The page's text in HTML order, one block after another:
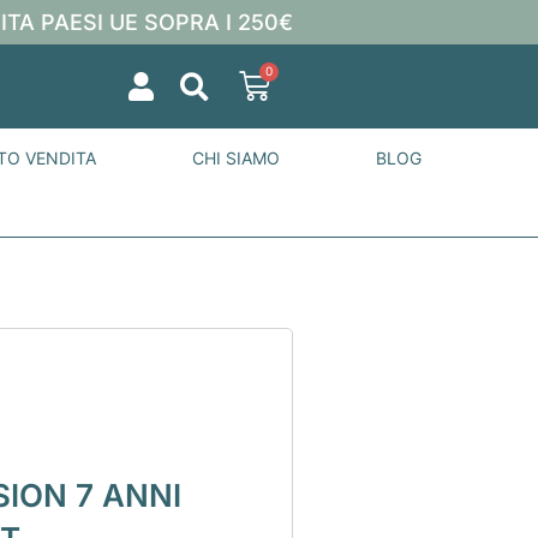
PAESI UE SOPRA I 250€
0
VENDITA CHI SIAMO BLOG
7 ANNI